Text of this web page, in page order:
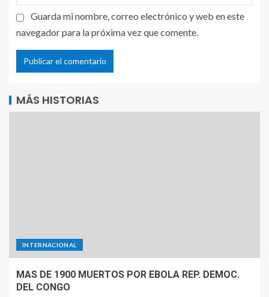
Guarda mi nombre, correo electrónico y web en este
navegador para la próxima vez que comente.
MÁS HISTORIAS
INTERNACIONAL
MAS DE 1900 MUERTOS POR EBOLA REP. DEMOC.
DEL CONGO